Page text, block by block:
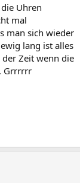
Uhren
mal
man sich wieder
lang ist alles
Zeit wenn die
Grrrrrr